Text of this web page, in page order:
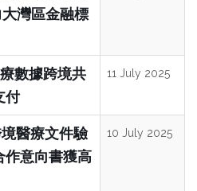
灣區金融標
數據跨境共
付
11 July 2025
境醫療文件驗
作意向書獲高
10 July 2025